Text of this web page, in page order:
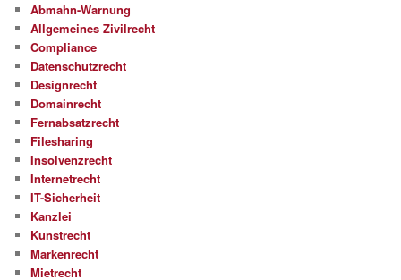
Abmahn-Warnung
Allgemeines Zivilrecht
Compliance
Datenschutzrecht
Designrecht
Domainrecht
Fernabsatzrecht
Filesharing
Insolvenzrecht
Internetrecht
IT-Sicherheit
Kanzlei
Kunstrecht
Markenrecht
Mietrecht